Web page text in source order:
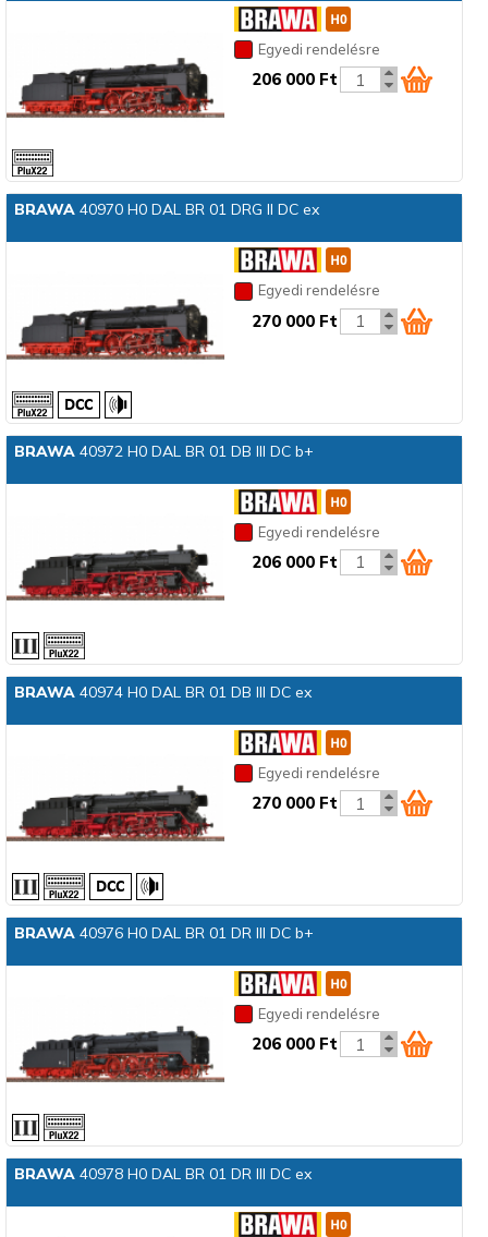
Egyedi rendelésre
206 000 Ft
BRAWA40970 H0 DAL BR 01 DRG II DC ex
Egyedi rendelésre
270 000 Ft
BRAWA40972 H0 DAL BR 01 DB III DC b+
Egyedi rendelésre
206 000 Ft
BRAWA40974 H0 DAL BR 01 DB III DC ex
Egyedi rendelésre
270 000 Ft
BRAWA40976 H0 DAL BR 01 DR III DC b+
Egyedi rendelésre
206 000 Ft
BRAWA40978 H0 DAL BR 01 DR III DC ex